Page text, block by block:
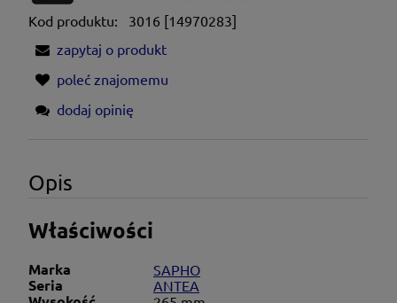
Kod produktu:
3016 [14970283]
zapytaj o produkt
poleć znajomemu
dodaj opinię
Opis
Właściwości
Marka SAPHO
Seria ANTEA